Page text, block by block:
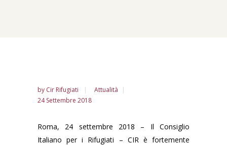
by Cir Rifugiati
Attualità
24 Settembre 2018
Roma, 24 settembre 2018 – Il Consiglio
Italiano per i Rifugiati – CIR è fortemente